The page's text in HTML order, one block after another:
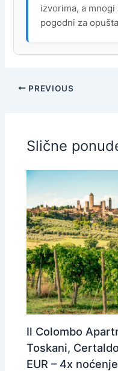
izvorima, a
pogodni za
PREVIOUS
Slične
Il Colombo
Toskani,
EUR – 4x